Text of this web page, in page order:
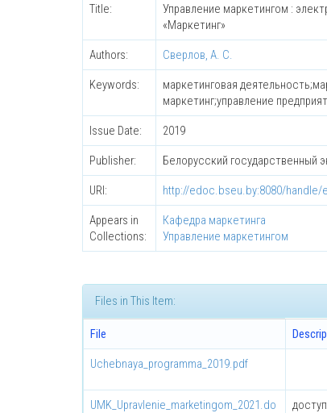
Title:
Управление маркетингом :
«Маркетинг»
Authors: Сверлов, А. С.
Keywords:
маркетинговая
маркетинг;управление
Issue Date: 2019
Publisher: Белорусский государственный
URI: http://edoc.bseu.by:8080/handle/
Appears in
Collections:
Кафедра маркетинга
Управление маркетингом
Files in This Item:
File
Uchebnaya_programma_2019.pdf
UMK_Upravlenie_marketingom_2021.do